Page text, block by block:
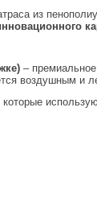
из
– премиальное
воздушным и